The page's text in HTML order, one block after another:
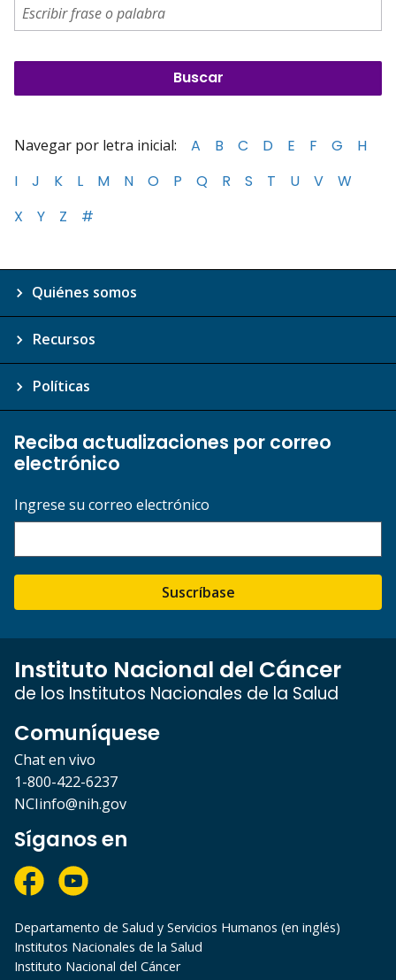
Navegar por letra inicial: A B C D E F G
H
I
J K L M N O P Q R S T U V
W
X
Y Z #
Quiénes somos
Recursos
Políticas
Reciba actualizaciones por correo
electrónico
Ingrese su correo electrónico
Suscríbase
Instituto Nacional del Cáncer
de los Institutos Nacionales de la Salud
Comuníquese
Chat en vivo
1-800-422-6237
NCIinfo@nih.gov
Síganos en
Departamento de Salud y Servicios Humanos (en inglés)
Institutos Nacionales de la Salud
Instituto Nacional del Cáncer